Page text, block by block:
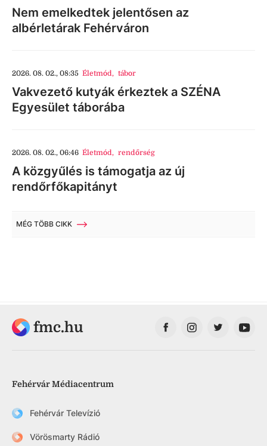
Nem emelkedtek jelentősen az
albérletárak Fehérváron
2026. 08. 02., 08:35 Életmód, tábor
Vakvezető kutyák érkeztek a SZÉNA
Egyesület táborába
2026. 08. 02., 06:46 Életmód, rendőrség
A közgyűlés is támogatja az új
rendőrfőkapitányt
MÉG TÖBB CIKK
fmc.hu
Fehérvár Médiacentrum
Fehérvár Televízió
Vörösmarty Rádió